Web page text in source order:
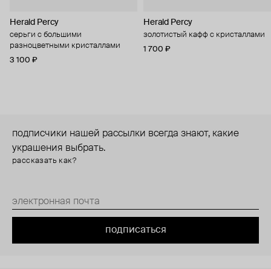
Herald Percy
серьги с большими
разноцветными кристаллами
3 100 ₽
Herald Percy
золотистый кафф с кристаллами
1 700 ₽
подписчики нашей рассылки всегда знают, какие
украшения выбрать.
рассказать как?
подписаться